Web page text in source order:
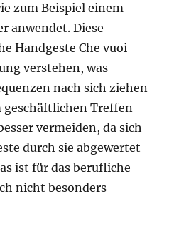
zum Beispiel einem
anwendet. Diese
Handgeste Che vuoi
verstehen, was
nach sich ziehen
geschäftlichen Treffen
vermeiden, da sich
durch sie abgewertet
ist für das berufliche
nicht besonders